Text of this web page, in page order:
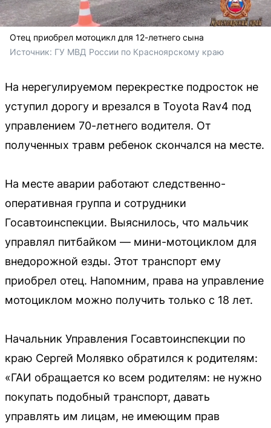
Отец приобрел мотоцикл для 12-летнего сына
Источник: ГУ МВД России по Красноярскому краю
На нерегулируемом перекрестке подросток не
уступил дорогу и врезался в Toyota Rav4 под
управлением 70-летнего водителя. От
полученных травм ребенок скончался на месте.
На месте аварии работают следственно-
оперативная группа и сотрудники
Госавтоинспекции. Выяснилось, что мальчик
управлял питбайком — мини-мотоциклом для
внедорожной езды. Этот транспорт ему
приобрел отец. Напомним, права на управление
мотоциклом можно получить только с 18 лет.
Начальник Управления Госавтоинспекции по
краю Сергей Молявко обратился к родителям:
«ГАИ обращается ко всем родителям: не нужно
покупать подобный транспорт, давать
управлять им лицам, не имеющим прав